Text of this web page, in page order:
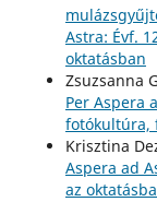
Astra: Évf.
oktatásban
Zsuzsanna
Per Aspera
fotókultúra,
Krisztina
Aspera ad
az